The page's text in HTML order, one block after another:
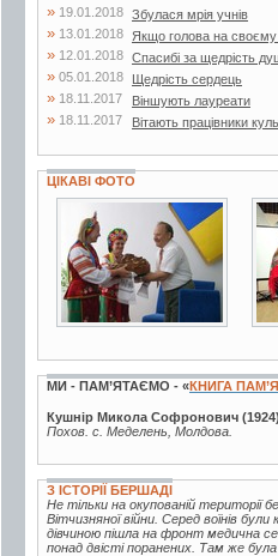
» 19.01.2018 Збулася мрія учнів
» 13.01.2018 Якщо голова на своєму
» 12.01.2018 Спасибі за щедрість
» 05.01.2018 Щедрість сердець
» 18.11.2017 Віншують лауреати
» 18.11.2017 Вітають працівники
ЦІКАВІ ФОТО
4 фото
МИ - ПАМ’ЯТАЄМО - «КНИГА
Кушнір Микола Софронович (1924)
Похов. с. Меделень, Молдова.
З ІСТОРІЇ БЕРШАДІ
Не тільки на окупованій території
Вітчизняної війни. Серед воїнів
дівчиною пішла на фронт медична
понад двісті поранених. Там же